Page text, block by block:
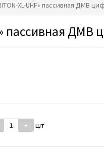
XL-UHF» пассивная ДМВ
пассивная ДМВ
+ шт